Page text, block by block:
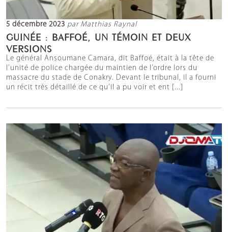
5 décembre 2023 par Matthias Raynal
GUINÉE : BAFFOÉ, UN TÉMOIN ET DEUX
VERSIONS
Le général Ansoumane Camara, dit Baffoé, était à la tête de
l’unité de police chargée du maintien de l’ordre lors du
massacre du stade de Conakry. Devant le tribunal, il a fourni
un récit très détaillé de ce qu’il a pu voir et ent [...]